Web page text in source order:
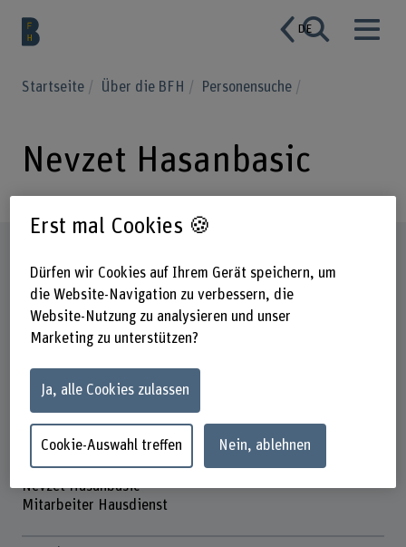
DE
Startseite Über die BFH Personensuche
Nevzet Hasanbasic
Nevzet Hasanbasic
Mitarbeiter Hausdienst
Erst mal Cookies 🍪
Dürfen wir Cookies auf Ihrem Gerät speichern, um
die Website-Navigation zu verbessern, die
Website-Nutzung zu analysieren und unser
Marketing zu unterstützen?
Ja, alle Cookies zulassen
Cookie-Auswahl treffen Nein, ablehnen